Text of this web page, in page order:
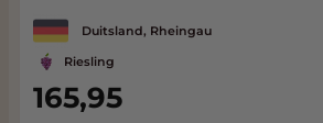
Duitsland, Rheingau
Riesling
165,95